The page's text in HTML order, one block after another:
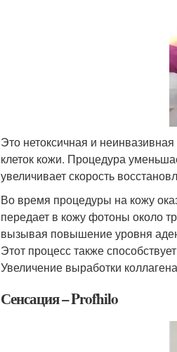
Это нетоксичная и
клеток кожи. Процедура
увеличивает скорость
Во время процедуры на кожу
передает в кожу фотоны около
вызывая повышение уровня
Этот процесс также
Увеличение выработки
Сенсация – Profhilo